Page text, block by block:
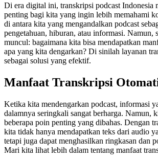
Di era digital ini, transkripsi podcast Indonesia
penting bagi kita yang ingin lebih memahami
di antara kita yang mengandalkan podcast
pengetahuan, hiburan, atau informasi. Namun,
muncul: bagaimana kita bisa mendapatkan
apa yang kita dengarkan? Di sinilah layanan
sebagai solusi yang efektif.
Manfaat Transkripsi
Ketika kita mendengarkan podcast, informasi
dalamnya seringkali sangat berharga. Namun,
beberapa poin penting yang dibahas. Dengan
kita tidak hanya mendapatkan teks dari audio
tetapi juga dapat menghasilkan ringkasan dan
Mari kita lihat lebih dalam tentang manfaat